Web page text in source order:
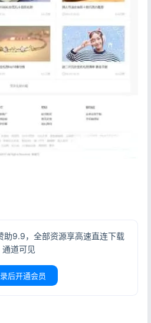
助9.9，全部资源享高速直连下载
通道可见
后开通会员